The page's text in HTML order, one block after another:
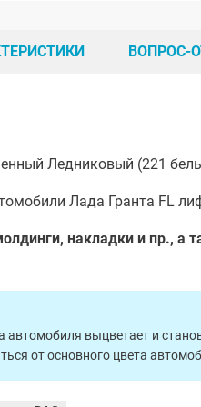
ВОПРОС-
Ледниковый (221
Лада Гранта FL
накладки и пр., а
автомобиля выцветает и
от основного цвета